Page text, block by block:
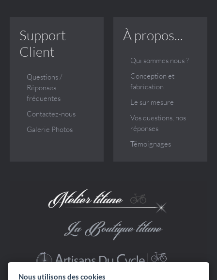
Support
Client
Questions /
Réponses
fréquentes
Contactez-nous
Galerie Photos
À propos...
Qui sommes nous ?
Conception et
fabrication
Le sur mesure
Vos questions, nos
réponses
Témoignages
Nous utilisons des cookies